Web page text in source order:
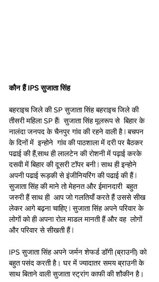
कौन हैं IPS सुजाता सिंह
बहराइच जिले की SP सुजाता सिंह बहराइच जिले की
तीसरी महिला SP हैं|  सुजाता सिंह मूलरूप से  बिहार के
नालंदा जनपद के चैनपुर गांव की रहने वाली है | बचपन
के दिनों में  इन्होने  गांव की पाठशाला में दरी पर बैठकर
पढाई की हैं,साथ ही लालटेन की रोशनी में पढ़ाई करके
दसवी में बिहार की दूसरी टॉपर बनी | साथ ही इन्होने
अपनी पढाई रूड़की से इंजीनियरिंग की पढाई की हैं |
सुजाता सिंह की माने तो मेहनत और ईमानदारी  बहुत
जरुरी हैं साथ ही  आप जो गलतियाँ करते हैं उससे सीख
लेकर आगे बढ़ना चाहिए | सुजाता सिंह अपने परिवार के
लोगों को ही अपना रोल माडल मानती हैं और वह  लोगों
और परिवार से सीखती हैं |
IPS सुजाता सिंह अपने जर्मन शेफर्ड डॉगी (ब्राउनी) को
बहुत पसंद करती है। घर में ज्यादातर समय ब्राउनी के
साथ बिताने वाली सुजाता स्ट्रांग काफी की शौकीन है।